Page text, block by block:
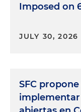
Imposed on
JULY 30, 2026
SFC
implementar